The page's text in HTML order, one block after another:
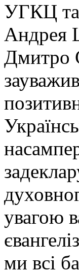
УГКЦ та
Андрея
Дмитро
увагою
ми всі